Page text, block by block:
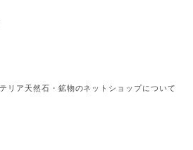
リア天然石・鉱物のネットショップについて